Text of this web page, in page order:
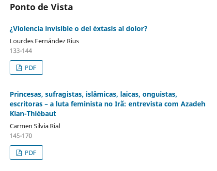
Ponto de Vista
¿Violencia invisible o del éxtasis al dolor?
Lourdes Fernández Rius
133-144
PDF
Princesas, sufragistas, islâmicas, laicas, onguistas,
escritoras – a luta feminista no Irã: entrevista com Azadeh
Kian-Thiébaut
Carmen Silvia Rial
145-170
PDF